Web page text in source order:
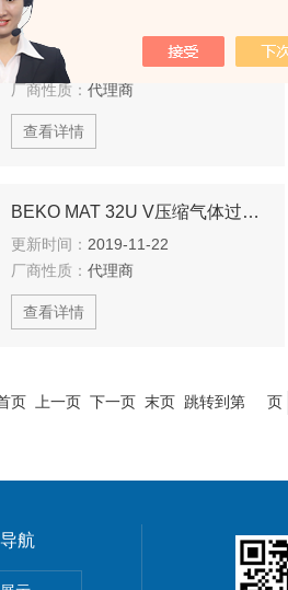
更新时间：
2019-11-19
厂商性质： 代理商
查看详情
BEKO MAT 32U V压缩气体过滤器
更新时间： 2019-11-22
厂商性质： 代理商
查看详情
页 上一页 下一页 末页 跳转到第 页
航